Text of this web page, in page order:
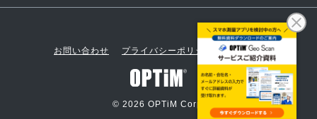
© 2026 OPTiM Corp.
お問い合わせ プライバシーポリシー 会社概要